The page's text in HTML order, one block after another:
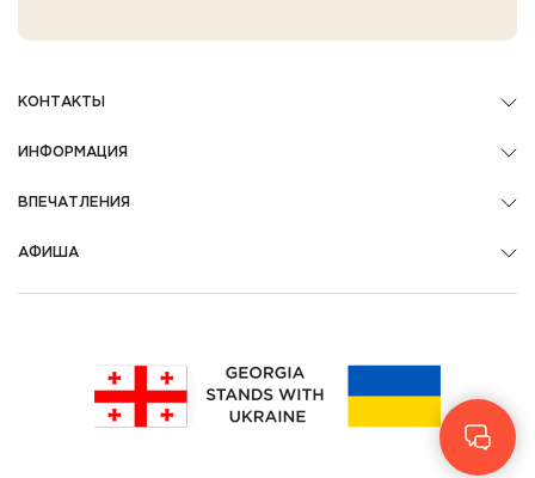
КОНТАКТЫ
ИНФОРМАЦИЯ
ВПЕЧАТЛЕНИЯ
АФИША